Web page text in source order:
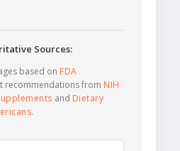
Sources:
based on FDA
recommendations from NIH
and Dietary
.